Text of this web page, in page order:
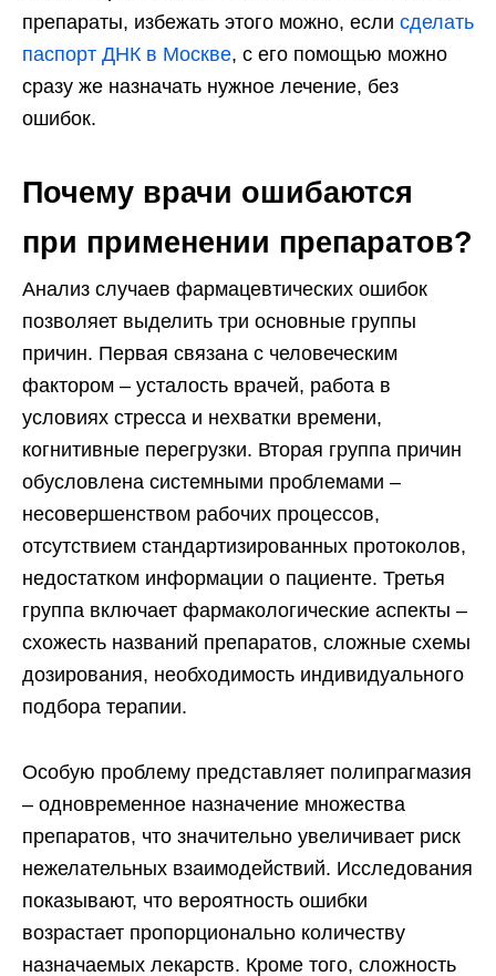
препараты, избежать этого можно, если сделать
паспорт ДНК в Москве, с его помощью можно
сразу же назначать нужное лечение, без
ошибок.
Почему врачи ошибаются
при применении препаратов?
Анализ случаев фармацевтических ошибок
позволяет выделить три основные группы
причин. Первая связана с человеческим
фактором – усталость врачей, работа в
условиях стресса и нехватки времени,
когнитивные перегрузки. Вторая группа причин
обусловлена системными проблемами –
несовершенством рабочих процессов,
отсутствием стандартизированных протоколов,
недостатком информации о пациенте. Третья
группа включает фармакологические аспекты –
схожесть названий препаратов, сложные схемы
дозирования, необходимость индивидуального
подбора терапии.
Особую проблему представляет полипрагмазия
– одновременное назначение множества
препаратов, что значительно увеличивает риск
нежелательных взаимодействий. Исследования
показывают, что вероятность ошибки
возрастает пропорционально количеству
назначаемых лекарств. Кроме того, сложность